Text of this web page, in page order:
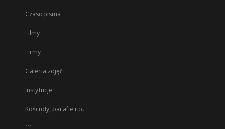
Czasopisma
Filmy
Firmy
Galeria zdjęć
Instytucje
Kościoły, parafie itp.
...